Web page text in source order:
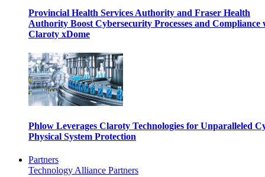
Provincial Health Services Authority and Fraser Health
Authority Boost Cybersecurity Processes and Compliance
Claroty xDome
Phlow Leverages Claroty Technologies for Unparalleled
Physical System Protection
Partners
Technology Alliance Partners